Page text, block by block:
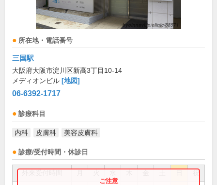
所在地・電話番号
三国駅
大阪府大阪市淀川区新高3丁目10-14
メディオンビル [地図]
06-6392-1717
診療科目
内科 皮膚科 美容皮膚科
診療/受付時間・休診日
祝